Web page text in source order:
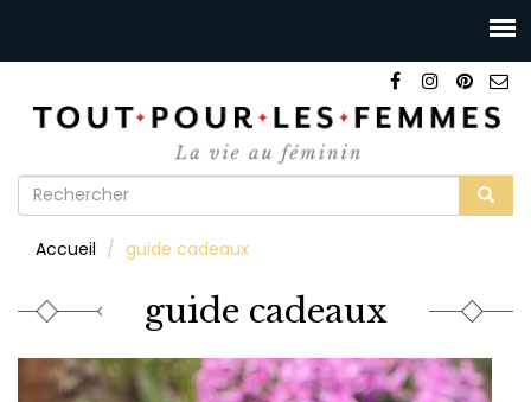
Formulaire
recherche
Accueil guide cadeaux
guide cadeaux